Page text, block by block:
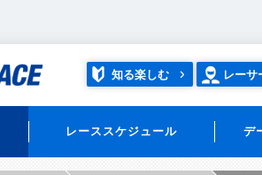
知る楽しむ レーサ
レーススケジュール デ